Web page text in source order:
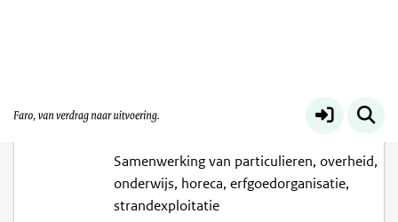
Samenwerking van particulieren, overheid,
onderwijs, horeca, erfgoedorganisatie,
strandexploitatie